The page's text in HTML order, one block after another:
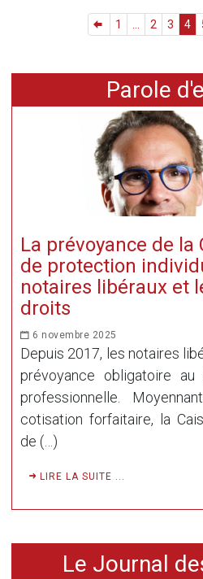
1 2 3 4
Parole
La prévoyance de la
de protection
notaires libéraux et
droits
6 novembre 2025
Depuis 2017, les notaires
prévoyance obligatoire
professionnelle.
cotisation forfaitaire, la
de (…)
LIRE LA SUITE ...
Le Journal